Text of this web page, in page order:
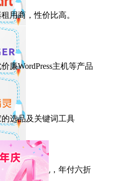
用商，性价比高。
廉WordPress主机等产品
选品及关键词工具
价比美国主机，年付六折